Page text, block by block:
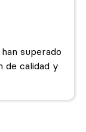
superado
de calidad y